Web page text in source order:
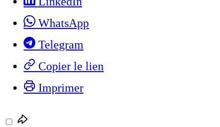
WhatsApp
Telegram
Copier le lien
Imprimer